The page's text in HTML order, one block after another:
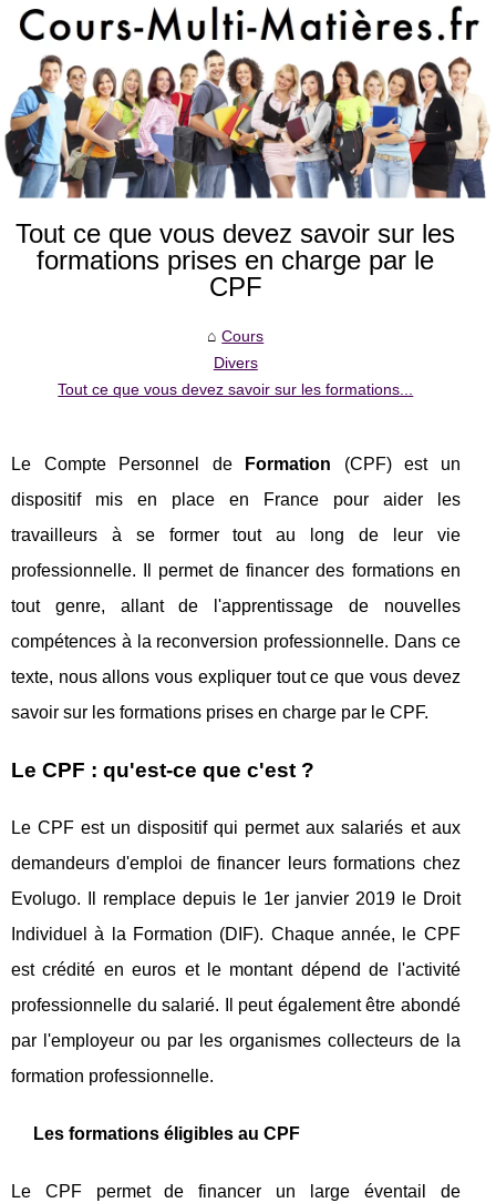
Tout ce que vous devez savoir sur les
formations prises en charge par le
CPF
Cours
Divers
Tout ce que vous devez savoir sur les formations...
Le Compte Personnel de Formation (CPF) est un
dispositif mis en place en France pour aider les
travailleurs à se former tout au long de leur vie
professionnelle. Il permet de financer des formations en
tout genre, allant de l'apprentissage de nouvelles
compétences à la reconversion professionnelle. Dans ce
texte, nous allons vous expliquer tout ce que vous devez
savoir sur les formations prises en charge par le CPF.
Le CPF : qu'est-ce que c'est ?
Le CPF est un dispositif qui permet aux salariés et aux
demandeurs d'emploi de financer leurs formations chez
Evolugo. Il remplace depuis le 1er janvier 2019 le Droit
Individuel à la Formation (DIF). Chaque année, le CPF
est crédité en euros et le montant dépend de l'activité
professionnelle du salarié. Il peut également être abondé
par l'employeur ou par les organismes collecteurs de la
formation professionnelle.
Les formations éligibles au CPF
Le CPF permet de financer un large éventail de